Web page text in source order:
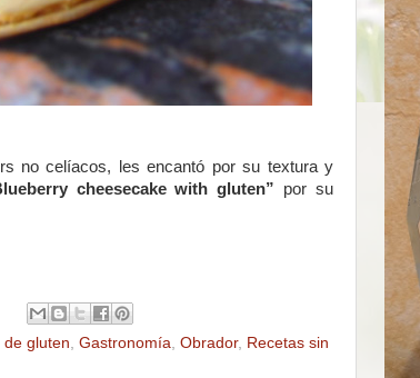
no celíacos, les encantó por su textura y
cheesecake with gluten” por su
de gluten Gastronomía Obrador, Recetas sin